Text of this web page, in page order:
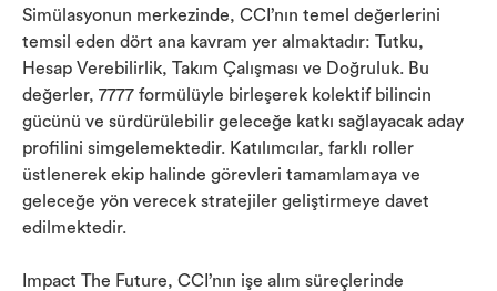
Simülasyonun merkezinde, CCI’nın temel değerlerini
temsil eden dört ana kavram yer almaktadır: Tutku,
Hesap Verebilirlik, Takım Çalışması ve Doğruluk. Bu
değerler, 7777 formülüyle birleşerek kolektif bilincin
gücünü ve sürdürülebilir geleceğe katkı sağlayacak aday
profilini simgelemektedir. Katılımcılar, farklı roller
üstlenerek ekip halinde görevleri tamamlamaya ve
geleceğe yön verecek stratejiler geliştirmeye davet
edilmektedir.
Impact The Future, CCI’nın işe alım süreçlerinde